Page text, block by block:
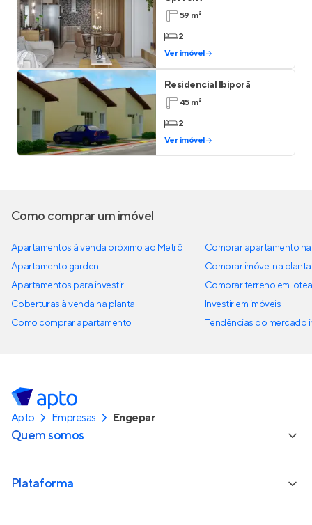
59 m²
2
Ver imóvel
Residencial Ibiporã
45 m²
2
Ver imóvel
Como comprar um imóvel
Apartamentos à venda próximo ao Metrô
Apartamento garden
Apartamentos para investir
Coberturas à venda na planta
Como comprar apartamento
Comprar apartamento
Comprar imóvel na planta
Comprar terreno em
Investir em imóveis
Tendências do mercado
Apto Empresas Engepar
Quem somos
Plataforma